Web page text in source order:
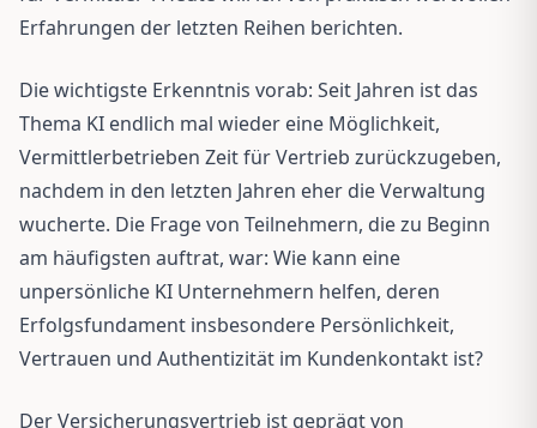
Erfahrungen der letzten Reihen berichten.
Die wichtigste Erkenntnis vorab: Seit Jahren ist das
Thema KI endlich mal wieder eine Möglichkeit,
Vermittlerbetrieben Zeit für Vertrieb zurückzugeben,
nachdem in den letzten Jahren eher die Verwaltung
wucherte. Die Frage von Teilnehmern, die zu Beginn
am häufigsten auftrat, war: Wie kann eine
unpersönliche KI Unternehmern helfen, deren
Erfolgsfundament insbesondere Persönlichkeit,
Vertrauen und Authentizität im Kundenkontakt ist?
Der Versicherungsvertrieb ist geprägt von